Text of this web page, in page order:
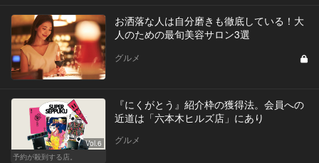
お洒落な人は自分磨きも徹底している！大
人のための最旬美容サロン3選
グルメ
Vol.6
予約が殺到する店。
『にくがとう』紹介枠の獲得法。会員への
近道は「六本木ヒルズ店」にあり
グルメ